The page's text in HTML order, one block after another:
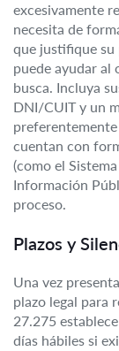
excesivamente
necesita de
que justifique
puede ayudar al
busca. Incluya
DNI/CUIT y un
cuentan con
(como el
Información
proceso.
Plazos y
Una vez
plazo legal para
27.275
días hábiles si